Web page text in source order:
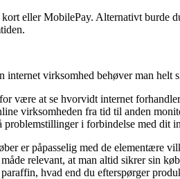
eller MobilePay. Alternativt burde
internet virksomhed behøver man helt
være at se hvorvidt internet
virksomheden fra tid til anden
problemstillinger i forbindelse med dit
er påpasselig med de elementære
relevant, at man altid sikrer sin
hvad end du efterspørger